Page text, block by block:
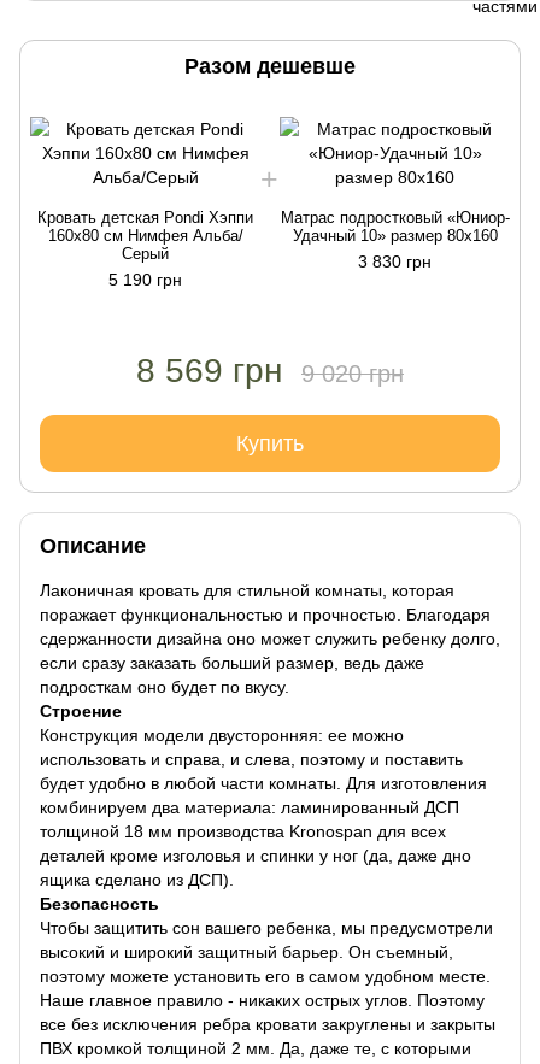
Разом дешевше
Кровать детская Pondi Хэппи
160x80 см Нимфея Альба/
Серый
5 190 грн
Матрас подростковый «Юниор-
Удачный 10» размер 80х160
3 830 грн
8 569 грн 9 020 грн
Купить
Описание
Лаконичная кровать для стильной комнаты, которая
поражает функциональностью и прочностью. Благодаря
сдержанности дизайна оно может служить ребенку долго,
если сразу заказать больший размер, ведь даже
подросткам оно будет по вкусу.
Строение
Конструкция модели двусторонняя: ее можно
использовать и справа, и слева, поэтому и поставить
будет удобно в любой части комнаты. Для изготовления
комбинируем два материала: ламинированный ДСП
толщиной 18 мм производства Kronospan для всех
деталей кроме изголовья и спинки у ног (да, даже дно
ящика сделано из ДСП).
Безопасность
Чтобы защитить сон вашего ребенка, мы предусмотрели
высокий и широкий защитный барьер. Он съемный,
поэтому можете установить его в самом удобном месте.
Наше главное правило - никаких острых углов. Поэтому
все без исключения ребра кровати закруглены и закрыты
ПВХ кромкой толщиной 2 мм. Да, даже те, с которыми